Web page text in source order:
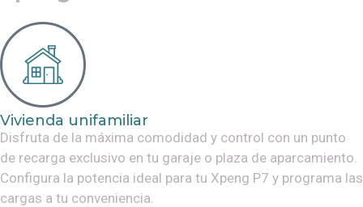
Vivienda unifamiliar
Disfruta de la máxima comodidad y control con un punto
de recarga exclusivo en tu garaje o plaza de aparcamiento.
Configura la potencia ideal para tu Xpeng P7 y programa las
cargas a tu conveniencia.